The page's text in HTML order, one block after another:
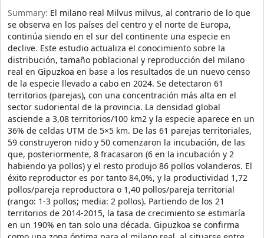
Summary: El milano real Milvus milvus, al contrario de lo que
se observa en los países del centro y el norte de Europa,
continúa siendo en el sur del continente una especie en
declive. Este estudio actualiza el conocimiento sobre la
distribución, tamaño poblacional y reproducción del milano
real en Gipuzkoa en base a los resultados de un nuevo censo
de la especie llevado a cabo en 2024. Se detectaron 61
territorios (parejas), con una concentración más alta en el
sector sudoriental de la provincia. La densidad global
asciende a 3,08 territorios/100 km2 y la especie aparece en un
36% de celdas UTM de 5×5 km. De las 61 parejas territoriales,
59 construyeron nido y 50 comenzaron la incubación, de las
que, posteriormente, 8 fracasaron (6 en la incubación y 2
habiendo ya pollos) y el resto produjo 86 pollos volanderos. El
éxito reproductor es por tanto 84,0%, y la productividad 1,72
pollos/pareja reproductora o 1,40 pollos/pareja territorial
(rango: 1-3 pollos; media: 2 pollos). Partiendo de los 21
territorios de 2014-2015, la tasa de crecimiento se estimaría
en un 190% en tan solo una década. Gipuzkoa se confirma